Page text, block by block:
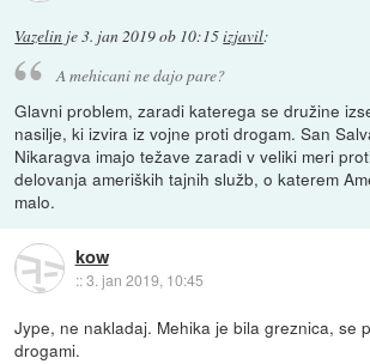
Vazelin je3. jan 2019 ob 10:15izjavil:
A mehicani ne dajo pare?
Glavni problem, zaradi katerega se družine
nasilje, ki izvira iz vojne proti drogam. San
Nikaragva imajo težave zaradi v veliki meri
delovanja ameriških tajnih služb, o katerem
malo.
kow
::3. jan 2019, 10:45
Jype, ne nakladaj. Mehika je bila greznica, se
drogami.